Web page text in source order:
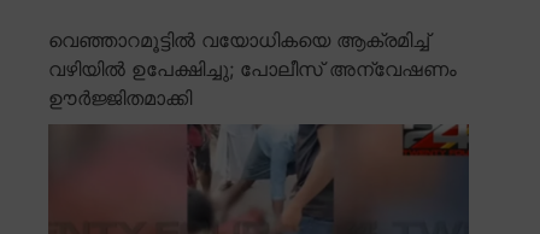
വെഞ്ഞാറമൂട്ടിൽ വയോധികയെ ആക്രമിച്ച്
വഴിയിൽ ഉപേക്ഷിച്ചു; പോലീസ് അന്വേഷണം
ഊർജ്ജിതമാക്കി